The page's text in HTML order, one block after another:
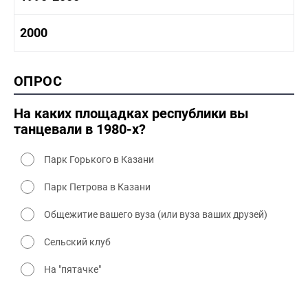
1980-1990 культура
1990-2000 культура
2000
2000 промышленность
2000 культура
ОПРОС
На каких площадках республики вы
танцевали в 1980-х?
Парк Горького в Казани
Парк Петрова в Казани
Общежитие вашего вуза (или вуза ваших друзей)
Сельский клуб
На "пятачке"